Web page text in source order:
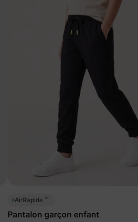
AirRapide ™
Pantalon garçon enfant